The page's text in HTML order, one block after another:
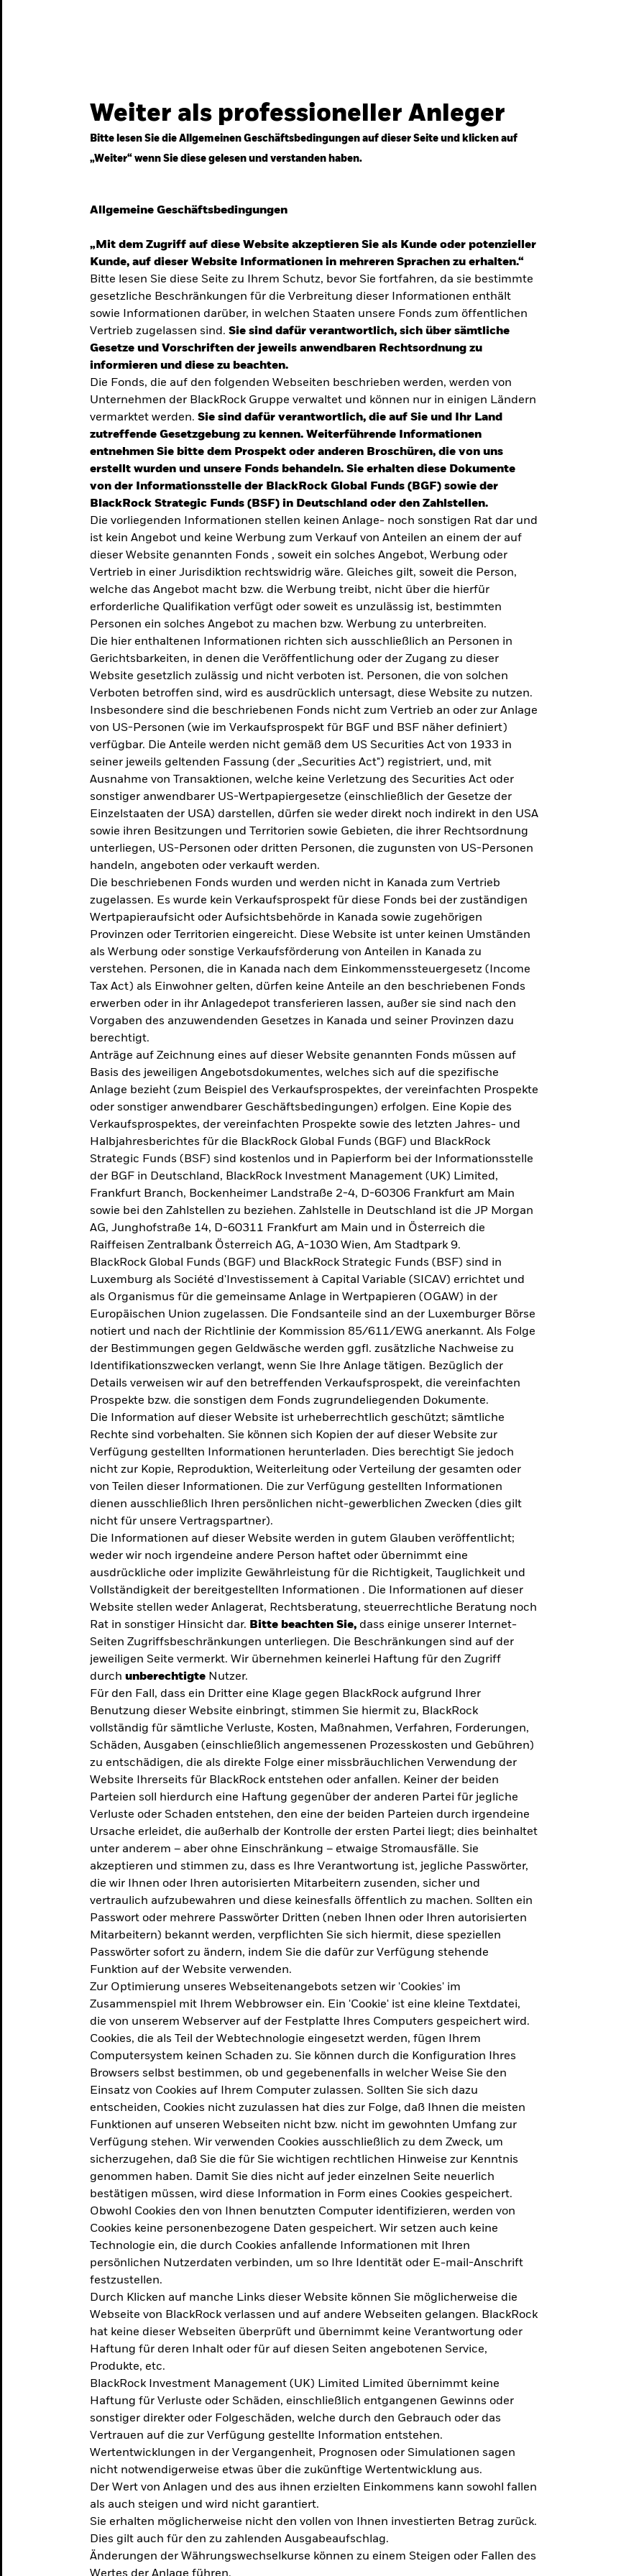
TRENDS & IDEEN
Entdecken Sie unsere
makroökonomischen
Einschätzungen und Anlageideen.
Aktuelle Einschätzungen
UMFRAGE ZUR ALTERSVORSORGE 2025
Realitätscheck Altersvorsorge. Wie
steht es um Ihre Altersvorsorge?
Zu den Ergebnissen
Die
in
das am
verfolgt das
demografische und
Vorschläge, um das
Den Bericht für Deutschland herunterladen
Den Bericht für Europa herunterladen
Weiter als professioneller Anleger
Bitte lesen Sie die Allgemeinen Geschäftsbedingungen auf dieser Seite und klicken auf
„Weiter“ wenn Sie diese gelesen und verstanden haben.
Allgemeine Geschäftsbedingungen
„Mit dem Zugriff auf diese Website akzeptieren Sie als Kunde oder potenzieller
Kunde, auf dieser Website Informationen in mehreren Sprachen zu erhalten.“
Bitte lesen Sie diese Seite zu Ihrem Schutz, bevor Sie fortfahren, da sie bestimmte
gesetzliche Beschränkungen für die Verbreitung dieser Informationen enthält
sowie Informationen darüber, in welchen Staaten unsere Fonds zum öffentlichen
Vertrieb zugelassen sind. Sie sind dafür verantwortlich, sich über sämtliche
Gesetze und Vorschriften der jeweils anwendbaren Rechtsordnung zu
informieren und diese zu beachten.
Die Fonds, die auf den folgenden Webseiten beschrieben werden, werden von
Unternehmen der BlackRock Gruppe verwaltet und können nur in einigen Ländern
vermarktet werden. Sie sind dafür verantwortlich, die auf Sie und Ihr Land
zutreffende Gesetzgebung zu kennen. Weiterführende Informationen
entnehmen Sie bitte dem Prospekt oder anderen Broschüren, die von uns
erstellt wurden und unsere Fonds behandeln. Sie erhalten diese Dokumente
von der Informationsstelle der BlackRock Global Funds (BGF) sowie der
BlackRock Strategic Funds (BSF) in Deutschland oder den Zahlstellen.
Die vorliegenden Informationen stellen keinen Anlage- noch sonstigen Rat dar und
ist kein Angebot und keine Werbung zum Verkauf von Anteilen an einem der auf
dieser Website genannten Fonds , soweit ein solches Angebot, Werbung oder
Vertrieb in einer Jurisdiktion rechtswidrig wäre. Gleiches gilt, soweit die Person,
welche das Angebot macht bzw. die Werbung treibt, nicht über die hierfür
erforderliche Qualifikation verfügt oder soweit es unzulässig ist, bestimmten
Personen ein solches Angebot zu machen bzw. Werbung zu unterbreiten.
Die hier enthaltenen Informationen richten sich ausschließlich an Personen in
Gerichtsbarkeiten, in denen die Veröffentlichung oder der Zugang zu dieser
Website gesetzlich zulässig und nicht verboten ist. Personen, die von solchen
Verboten betroffen sind, wird es ausdrücklich untersagt, diese Website zu nutzen.
Insbesondere sind die beschriebenen Fonds nicht zum Vertrieb an oder zur Anlage
von US-Personen (wie im Verkaufsprospekt für BGF und BSF näher definiert)
verfügbar. Die Anteile werden nicht gemäß dem US Securities Act von 1933 in
seiner jeweils geltenden Fassung (der „Securities Act") registriert, und, mit
Ausnahme von Transaktionen, welche keine Verletzung des Securities Act oder
sonstiger anwendbarer US-Wertpapiergesetze (einschließlich der Gesetze der
Einzelstaaten der USA) darstellen, dürfen sie weder direkt noch indirekt in den USA
sowie ihren Besitzungen und Territorien sowie Gebieten, die ihrer Rechtsordnung
unterliegen, US-Personen oder dritten Personen, die zugunsten von US-Personen
handeln, angeboten oder verkauft werden.
Die beschriebenen Fonds wurden und werden nicht in Kanada zum Vertrieb
zugelassen. Es wurde kein Verkaufsprospekt für diese Fonds bei der zuständigen
Wertpapieraufsicht oder Aufsichtsbehörde in Kanada sowie zugehörigen
Provinzen oder Territorien eingereicht. Diese Website ist unter keinen Umständen
als Werbung oder sonstige Verkaufsförderung von Anteilen in Kanada zu
verstehen. Personen, die in Kanada nach dem Einkommenssteuergesetz (Income
Tax Act) als Einwohner gelten, dürfen keine Anteile an den beschriebenen Fonds
erwerben oder in ihr Anlagedepot transferieren lassen, außer sie sind nach den
Vorgaben des anzuwendenden Gesetzes in Kanada und seiner Provinzen dazu
berechtigt.
Anträge auf Zeichnung eines auf dieser Website genannten Fonds müssen auf
Basis des jeweiligen Angebotsdokumentes, welches sich auf die spezifische
Anlage bezieht (zum Beispiel des Verkaufsprospektes, der vereinfachten Prospekte
oder sonstiger anwendbarer Geschäftsbedingungen) erfolgen. Eine Kopie des
Verkaufsprospektes, der vereinfachten Prospekte sowie des letzten Jahres- und
Halbjahresberichtes für die BlackRock Global Funds (BGF) und BlackRock
Strategic Funds (BSF) sind kostenlos und in Papierform bei der Informationsstelle
der BGF in Deutschland, BlackRock Investment Management (UK) Limited,
Frankfurt Branch, Bockenheimer Landstraße 2-4, D-60306 Frankfurt am Main
sowie bei den Zahlstellen zu beziehen. Zahlstelle in Deutschland ist die JP Morgan
AG, Junghofstraße 14, D-60311 Frankfurt am Main und in Österreich die
Raiffeisen Zentralbank Österreich AG, A-1030 Wien, Am Stadtpark 9.
BlackRock Global Funds (BGF) und BlackRock Strategic Funds (BSF) sind in
Luxemburg als Société d'Investissement à Capital Variable (SICAV) errichtet und
als Organismus für die gemeinsame Anlage in Wertpapieren (OGAW) in der
Europäischen Union zugelassen. Die Fondsanteile sind an der Luxemburger Börse
notiert und nach der Richtlinie der Kommission 85/611/EWG anerkannt. Als Folge
der Bestimmungen gegen Geldwäsche werden ggfl. zusätzliche Nachweise zu
Identifikationszwecken verlangt, wenn Sie Ihre Anlage tätigen. Bezüglich der
Details verweisen wir auf den betreffenden Verkaufsprospekt, die vereinfachten
Prospekte bzw. die sonstigen dem Fonds zugrundeliegenden Dokumente.
Die Information auf dieser Website ist urheberrechtlich geschützt; sämtliche
Rechte sind vorbehalten. Sie können sich Kopien der auf dieser Website zur
Verfügung gestellten Informationen herunterladen. Dies berechtigt Sie jedoch
nicht zur Kopie, Reproduktion, Weiterleitung oder Verteilung der gesamten oder
von Teilen dieser Informationen. Die zur Verfügung gestellten Informationen
dienen ausschließlich Ihren persönlichen nicht-gewerblichen Zwecken (dies gilt
nicht für unsere Vertragspartner).
Die Informationen auf dieser Website werden in gutem Glauben veröffentlicht;
weder wir noch irgendeine andere Person haftet oder übernimmt eine
ausdrückliche oder implizite Gewährleistung für die Richtigkeit, Tauglichkeit und
Vollständigkeit der bereitgestellten Informationen . Die Informationen auf dieser
Website stellen weder Anlagerat, Rechtsberatung, steuerrechtliche Beratung noch
Rat in sonstiger Hinsicht dar. Bitte beachten Sie, dass einige unserer Internet-
Seiten Zugriffsbeschränkungen unterliegen. Die Beschränkungen sind auf der
jeweiligen Seite vermerkt. Wir übernehmen keinerlei Haftung für den Zugriff
durch unberechtigte Nutzer.
Für den Fall, dass ein Dritter eine Klage gegen BlackRock aufgrund Ihrer
Benutzung dieser Website einbringt, stimmen Sie hiermit zu, BlackRock
vollständig für sämtliche Verluste, Kosten, Maßnahmen, Verfahren, Forderungen,
Schäden, Ausgaben (einschließlich angemessenen Prozesskosten und Gebühren)
zu entschädigen, die als direkte Folge einer missbräuchlichen Verwendung der
Website Ihrerseits für BlackRock entstehen oder anfallen. Keiner der beiden
Parteien soll hierdurch eine Haftung gegenüber der anderen Partei für jegliche
Verluste oder Schaden entstehen, den eine der beiden Parteien durch irgendeine
Ursache erleidet, die außerhalb der Kontrolle der ersten Partei liegt; dies beinhaltet
unter anderem – aber ohne Einschränkung – etwaige Stromausfälle. Sie
akzeptieren und stimmen zu, dass es Ihre Verantwortung ist, jegliche Passwörter,
die wir Ihnen oder Ihren autorisierten Mitarbeitern zusenden, sicher und
vertraulich aufzubewahren und diese keinesfalls öffentlich zu machen. Sollten ein
Passwort oder mehrere Passwörter Dritten (neben Ihnen oder Ihren autorisierten
Mitarbeitern) bekannt werden, verpflichten Sie sich hiermit, diese speziellen
Passwörter sofort zu ändern, indem Sie die dafür zur Verfügung stehende
Funktion auf der Website verwenden.
Zur Optimierung unseres Webseitenangebots setzen wir 'Cookies' im
Zusammenspiel mit Ihrem Webbrowser ein. Ein 'Cookie' ist eine kleine Textdatei,
die von unserem Webserver auf der Festplatte Ihres Computers gespeichert wird.
Cookies, die als Teil der Webtechnologie eingesetzt werden, fügen Ihrem
Computersystem keinen Schaden zu. Sie können durch die Konfiguration Ihres
Browsers selbst bestimmen, ob und gegebenenfalls in welcher Weise Sie den
Einsatz von Cookies auf Ihrem Computer zulassen. Sollten Sie sich dazu
entscheiden, Cookies nicht zuzulassen hat dies zur Folge, daß Ihnen die meisten
Funktionen auf unseren Webseiten nicht bzw. nicht im gewohnten Umfang zur
Verfügung stehen. Wir verwenden Cookies ausschließlich zu dem Zweck, um
sicherzugehen, daß Sie die für Sie wichtigen rechtlichen Hinweise zur Kenntnis
genommen haben. Damit Sie dies nicht auf jeder einzelnen Seite neuerlich
bestätigen müssen, wird diese Information in Form eines Cookies gespeichert.
Obwohl Cookies den von Ihnen benutzten Computer identifizieren, werden von
Cookies keine personenbezogene Daten gespeichert. Wir setzen auch keine
Technologie ein, die durch Cookies anfallende Informationen mit Ihren
persönlichen Nutzerdaten verbinden, um so Ihre Identität oder E-mail-Anschrift
festzustellen.
Durch Klicken auf manche Links dieser Website können Sie möglicherweise die
Webseite von BlackRock verlassen und auf andere Webseiten gelangen. BlackRock
hat keine dieser Webseiten überprüft und übernimmt keine Verantwortung oder
Haftung für deren Inhalt oder für auf diesen Seiten angebotenen Service,
Produkte, etc.
BlackRock Investment Management (UK) Limited Limited übernimmt keine
Haftung für Verluste oder Schäden, einschließlich entgangenen Gewinns oder
sonstiger direkter oder Folgeschäden, welche durch den Gebrauch oder das
Vertrauen auf die zur Verfügung gestellte Information entstehen.
Wertentwicklungen in der Vergangenheit, Prognosen oder Simulationen sagen
nicht notwendigerweise etwas über die zukünftige Wertentwicklung aus.
Der Wert von Anlagen und des aus ihnen erzielten Einkommens kann sowohl fallen
als auch steigen und wird nicht garantiert.
Sie erhalten möglicherweise nicht den vollen von Ihnen investierten Betrag zurück.
Dies gilt auch für den zu zahlenden Ausgabeaufschlag.
Änderungen der Währungswechselkurse können zu einem Steigen oder Fallen des